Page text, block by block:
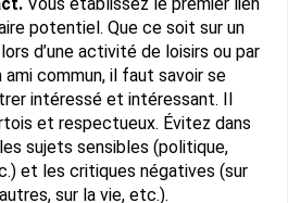
potentiel. Que ce soit sur un
d’une activité de loisirs ou par
ami commun, il faut savoir se
intéressé et intéressant. Il
et respectueux. Évitez dans
sujets sensibles (politique,
et les critiques négatives (sur
sur la vie, etc.).